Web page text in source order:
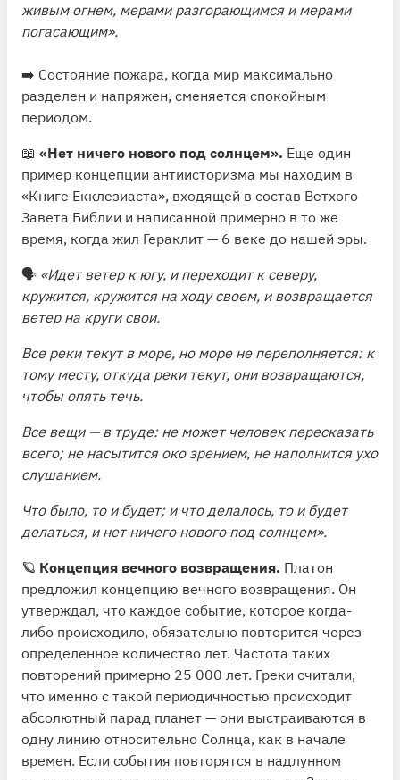
живым огнем, мерами разгорающимся и мерами
погасающим».
➡️ Состояние пожара, когда мир максимально
разделен и напряжен, сменяется спокойным
периодом.
📖 «Нет ничего нового под солнцем». Еще один
пример концепции антиисторизма мы находим в
«Книге Екклезиаста», входящей в состав Ветхого
Завета Библии и написанной примерно в то же
время, когда жил Гераклит — 6 веке до нашей эры.
🗣 «Идет ветер к югу, и переходит к северу,
кружится, кружится на ходу своем, и возвращается
ветер на круги свои.
Все реки текут в море, но море не переполняется: к
тому месту, откуда реки текут, они возвращаются,
чтобы опять течь.
Все вещи — в труде: не может человек пересказать
всего; не насытится око зрением, не наполнится ухо
слушанием.
Что было, то и будет; и что делалось, то и будет
делаться, и нет ничего нового под солнцем».
🪐 Концепция вечного возвращения. Платон
предложил концепцию вечного возвращения. Он
утверждал, что каждое событие, которое когда-
либо происходило, обязательно повторится через
определенное количество лет. Частота таких
повторений примерно 25 000 лет. Греки считали,
что именно с такой периодичностью происходит
абсолютный парад планет — они выстраиваются в
одну линию относительно Солнца, как в начале
времен. Если события повторятся в надлунном